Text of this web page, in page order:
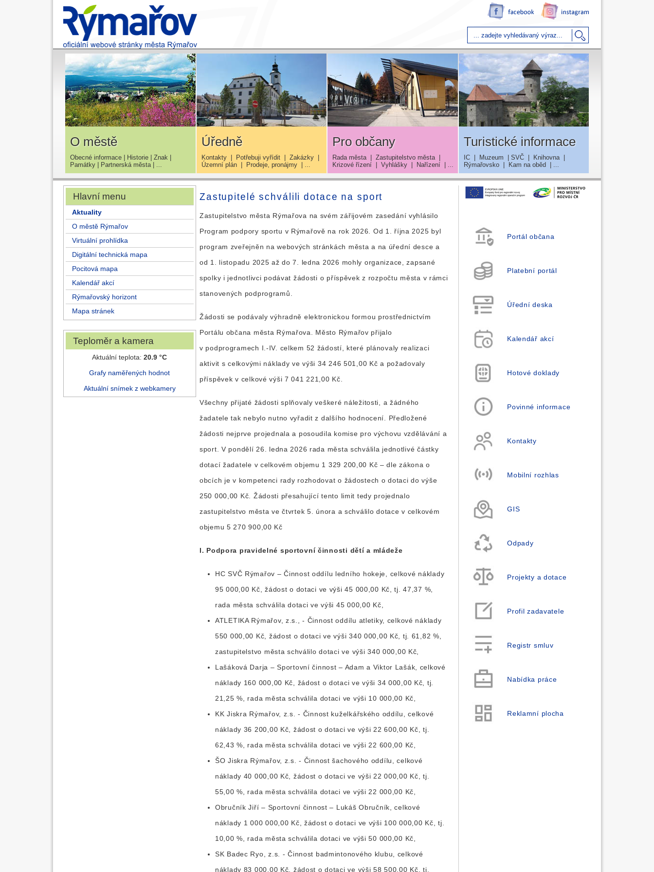
O městě
Obecné informace | Historie | Znak |
Památky | Partnerská města | ...
Úředně
Kontakty| Potřebuji vyřídit| Zakázky|
Územní plán| Prodeje, pronájmy| ...
Pro občany
Rada města | Zastupitelstvo města |
Krizové řízení | Vyhlášky | Nařízení | ...
Turistické informace
IC| Muzeum | SVČ| Knihovna|
Rýmařovsko| Kam na oběd| ...
Hlavní menu
Aktuality
O městě Rýmařov
Virtuální prohlídka
Digitální technická mapa
Pocitová mapa
Kalendář akcí
Rýmařovský horizont
Mapa stránek
Teploměr a kamera
Aktuální teplota:20.9 °C
Grafy naměřených hodnot
Aktuální snímek z webkamery
Zastupitelé schválili dotace na sport
Zastupitelstvo města Rýmařova na svém zářijovém zasedání vyhlásilo
Program podpory sportu v Rýmařově na rok 2026. Od 1. října 2025 byl
program zveřejněn na webových stránkách města a na úřední desce a
od 1. listopadu 2025 až do 7. ledna 2026 mohly organizace, zapsané
spolky i jednotlivci podávat žádosti o příspěvek z rozpočtu města v rámci
stanovených podprogramů.
Žádosti se podávaly výhradně elektronickou formou prostřednictvím
Portálu občana města Rýmařova. Město Rýmařov přijalo
v podprogramech I.-IV. celkem 52 žádostí, které plánovaly realizaci
aktivit s celkovými náklady ve výši 34 246 501,00 Kč a požadovaly
příspěvek v celkové výši 7 041 221,00 Kč.
Všechny přijaté žádosti splňovaly veškeré náležitosti, a žádného
žadatele tak nebylo nutno vyřadit z dalšího hodnocení. Předložené
žádosti nejprve projednala a posoudila komise pro výchovu vzdělávání a
sport. V pondělí 26. ledna 2026 rada města schválila jednotlivé částky
dotací žadatele v celkovém objemu 1 329 200,00 Kč – dle zákona o
obcích je v kompetenci rady rozhodovat o žádostech o dotaci do výše
250 000,00 Kč. Žádosti přesahující tento limit tedy projednalo
zastupitelstvo města ve čtvrtek 5. února a schválilo dotace v celkovém
objemu 5 270 900,00 Kč
I. Podpora pravidelné sportovní činnosti dětí a mládeže
HC SVČ Rýmařov – Činnost oddílu ledního hokeje, celkové náklady
95 000,00 Kč, žádost o dotaci ve výši 45 000,00 Kč, tj. 47,37 %,
rada města schválila dotaci ve výši 45 000,00 Kč,
ATLETIKA Rýmařov, z.s., - Činnost oddílu atletiky, celkové náklady
550 000,00 Kč, žádost o dotaci ve výši 340 000,00 Kč, tj. 61,82 %,
zastupitelstvo města schválilo dotaci ve výši 340 000,00 Kč,
Lašáková Darja – Sportovní činnost – Adam a Viktor Lašák, celkové
náklady 160 000,00 Kč, žádost o dotaci ve výši 34 000,00 Kč, tj.
21,25 %, rada města schválila dotaci ve výši 10 000,00 Kč,
KK Jiskra Rýmařov, z.s. - Činnost kuželkářského oddílu, celkové
náklady 36 200,00 Kč, žádost o dotaci ve výši 22 600,00 Kč, tj.
62,43 %, rada města schválila dotaci ve výši 22 600,00 Kč,
ŠO Jiskra Rýmařov, z.s. - Činnost šachového oddílu, celkové
náklady 40 000,00 Kč, žádost o dotaci ve výši 22 000,00 Kč, tj.
55,00 %, rada města schválila dotaci ve výši 22 000,00 Kč,
Obručník Jiří – Sportovní činnost – Lukáš Obručník, celkové
náklady 1 000 000,00 Kč, žádost o dotaci ve výši 100 000,00 Kč, tj.
10,00 %, rada města schválila dotaci ve výši 50 000,00 Kč,
SK Badec Ryo, z.s. - Činnost badmintonového klubu, celkové
náklady 83 000,00 Kč, žádost o dotaci ve výši 58 500,00 Kč, tj.
Portál občana
Platební portál
Úřední deska
Kalendář akcí
Hotové doklady
Povinné informace
Kontakty
Mobilní rozhlas
GIS
Odpady
Projekty a dotace
Profil zadavatele
Registr smluv
Nabídka práce
Reklamní plocha